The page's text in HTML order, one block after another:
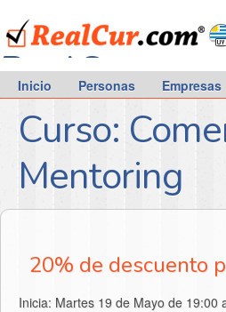
RealCur.com
Inicio Personas Empresas
Curso:
Mentoring
20% de descuento
Inicia: Martes 19 de Mayo de 19:00